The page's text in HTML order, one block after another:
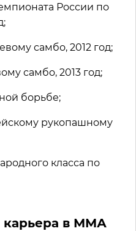
России по
самбо, 2012 год;
самбо, 2013 год;
борьбе;
рукопашному
класса по
карьера в ММА